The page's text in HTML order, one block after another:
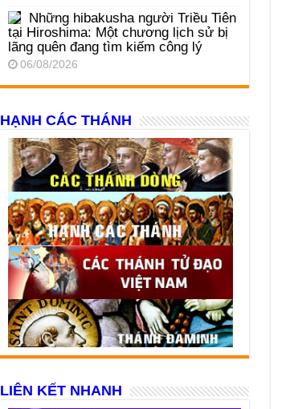
Những hibakusha người Triều Tiên
tại Hiroshima: Một chương lịch sử bị
lãng quên đang tìm kiếm công lý
06/08/2026
HẠNH CÁC THÁNH
LIÊN KẾT NHANH